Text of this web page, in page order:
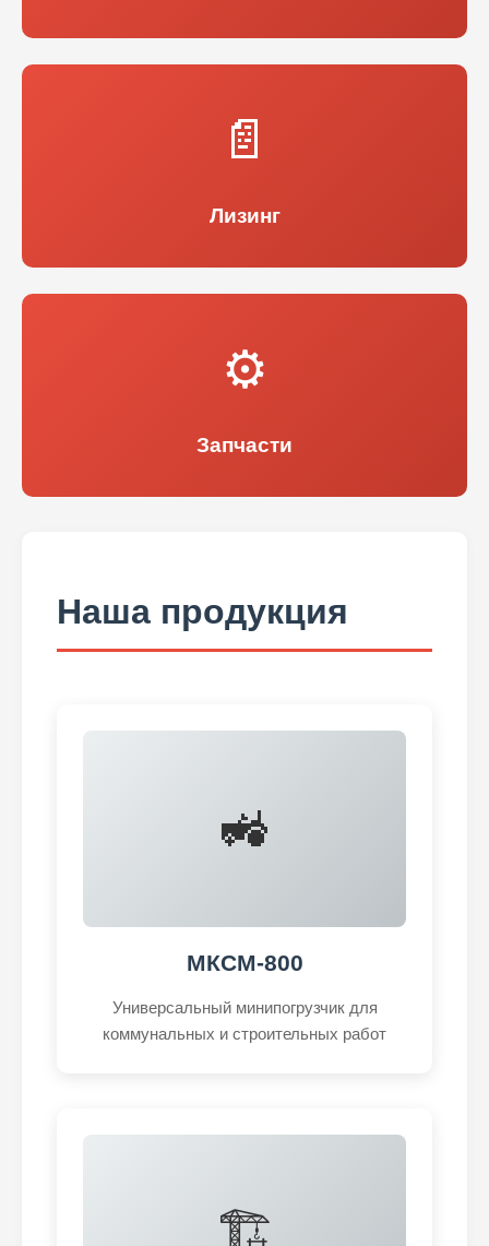
📄
Лизинг
⚙️
Запчасти
Наша продукция
🚜
МКСМ-800
Универсальный минипогрузчик для
коммунальных и строительных работ
🏗️